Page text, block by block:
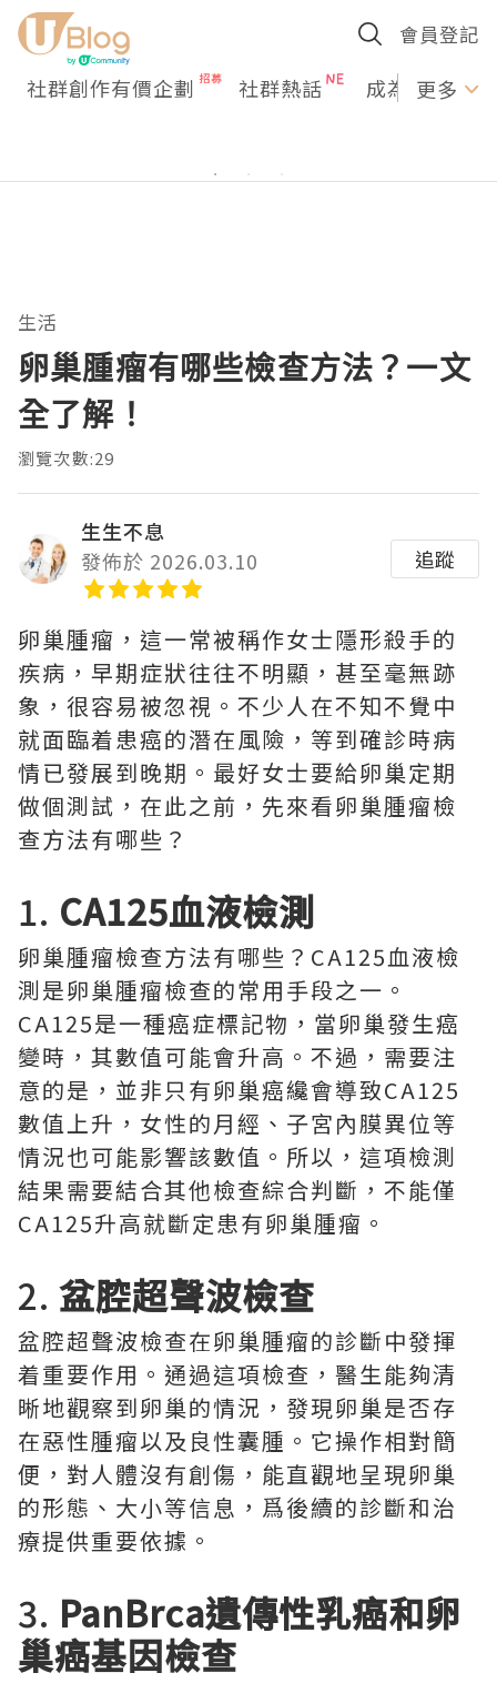
會員登記
社群創作有價企劃 社群熱話 成為U更多
生活
卵巢腫瘤有哪些檢查方法？一文
全了解！
瀏覽次數:29
生生不息
發佈於 2026.03.10
追蹤
卵巢腫瘤，這一常被稱作女士隱形殺手的
疾病，早期症狀往往不明顯，甚至毫無跡
象，很容易被忽視。不少人在不知不覺中
就面臨着患癌的潛在風險，等到確診時病
情已發展到晚期。最好女士要給卵巢定期
做個測試，在此之前，先來看卵巢腫瘤檢
查方法有哪些？
1. CA125血液檢測
卵巢腫瘤檢查方法有哪些？CA125血液檢
測是卵巢腫瘤檢查的常用手段之一。
CA125是一種癌症標記物，當卵巢發生癌
變時，其數值可能會升高。不過，需要注
意的是，並非只有卵巢癌纔會導致CA125
數值上升，女性的月經、子宮內膜異位等
情況也可能影響該數值。所以，這項檢測
結果需要結合其他檢查綜合判斷，不能僅
CA125升高就斷定患有卵巢腫瘤。
2. 盆腔超聲波檢查
盆腔超聲波檢查在卵巢腫瘤的診斷中發揮
着重要作用。通過這項檢查，醫生能夠清
晰地觀察到卵巢的情況，發現卵巢是否存
在惡性腫瘤以及良性囊腫。它操作相對簡
便，對人體沒有創傷，能直觀地呈現卵巢
的形態、大小等信息，爲後續的診斷和治
療提供重要依據。
3. PanBrca遺傳性乳癌和卵
巢癌基因檢查